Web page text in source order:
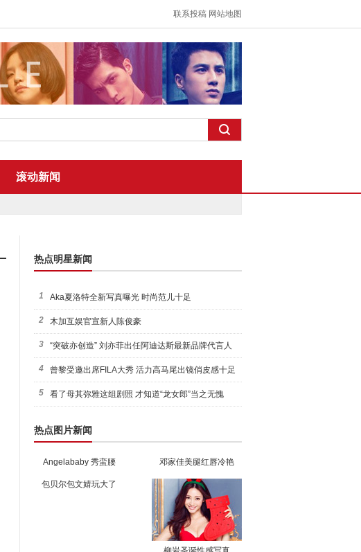
联系投稿 网站地图
滚动新闻
热点明星新闻
1 Aka夏洛特全新写真曝光 时尚范儿十足
2 木加互娱官宣新人陈俊豪
3 “突破亦创造” 刘亦菲出任阿迪达斯最新品牌代言人
引爆
4 曾黎受邀出席FILA大秀 活力高马尾出镜俏皮感十足
5 看了母其弥雅这组剧照 才知道“龙女郎”当之无愧
热点图片新闻
Angelababy 秀蛮腰 邓家佳美腿红唇冷艳
包贝尔包文婧玩大了